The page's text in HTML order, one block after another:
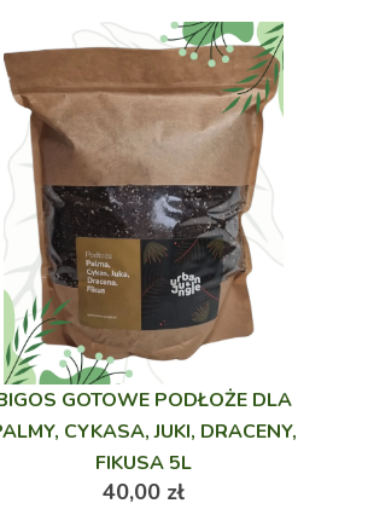
GOTOWE PODŁOŻE DLA
CYKASA, JUKI, DRACENY,
FIKUSA 5L
40,00 zł